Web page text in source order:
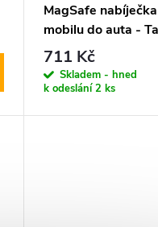
MagSafe
mobilu do auta -
MagForce EQui2p
711 Kč
Skladem - hned
k odeslání2 ks